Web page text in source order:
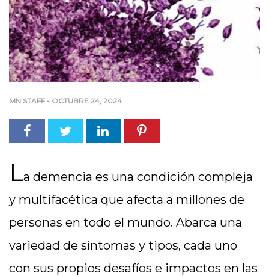
MN STAFF - OCTUBRE 24, 2024
La demencia es una condición compleja
y multifacética que afecta a millones de
personas en todo el mundo. Abarca una
variedad de síntomas y tipos, cada uno
con sus propios desafíos e impactos en las